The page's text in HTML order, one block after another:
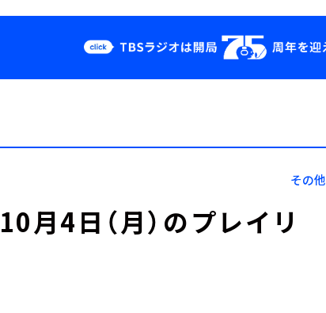
Podcast
YouTube
その他
月4日（月）のプレイリ